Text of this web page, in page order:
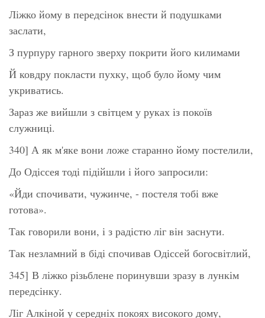
Ліжко йому в передсінок внести й подушками
заслати,
З пурпуру гарного зверху покрити його килимами
Й ковдру покласти пухку, щоб було йому чим
укриватись.
Зараз же вийшли з світцем у руках із покоїв
служниці.
340] А як м'яке вони ложе старанно йому постелили,
До Одіссея тоді підійшли і його запросили:
«Йди спочивати, чужинче, - постеля тобі вже
готова».
Так говорили вони, і з радістю ліг він заснути.
Так незламний в біді спочивав Одіссей богосвітлий,
345] В ліжко різьблене поринувши зразу в лункім
передсінку.
Ліг Алкіной у середніх покоях високого дому,